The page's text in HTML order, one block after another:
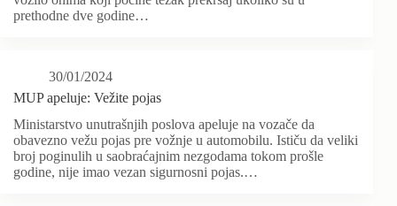
prethodne dve godine…
30/01/2024
MUP apeluje: Vežite pojas
Ministarstvo unutrašnjih poslova apeluje na vozače da
obavezno vežu pojas pre vožnje u automobilu. Ističu da veliki
broj poginulih u saobraćajnim nezgodama tokom prošle
godine, nije imao vezan sigurnosni pojas.…